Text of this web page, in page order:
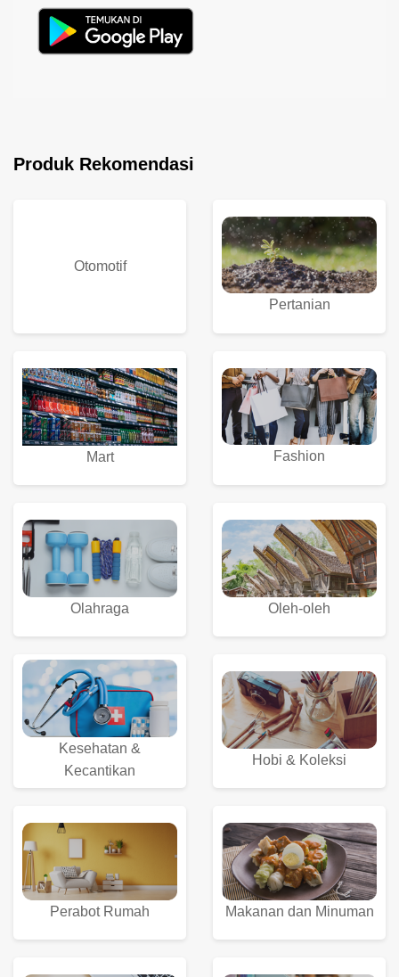
Produk Rekomendasi
Otomotif
Pertanian
Mart Fashion
Olahraga Oleh-oleh
Kesehatan &
Kecantikan
Hobi & Koleksi
Perabot Rumah Makanan dan Minuman